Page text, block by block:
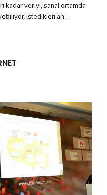
kadar veriyi, sanal ortamda
istedikleri an…